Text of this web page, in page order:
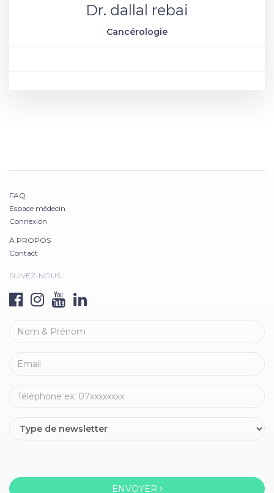
Dr. dallal rebai
Cancérologie
FAQ
Espace médecin
Connexion
À PROPOS
Contact
SUIVEZ-NOUS :
ENVOYER